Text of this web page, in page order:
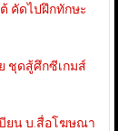
คัดไปฝึกทักษะ
ชุดสู้ศึกซีเกมส์
บียน บ.สื่อโฆษณา